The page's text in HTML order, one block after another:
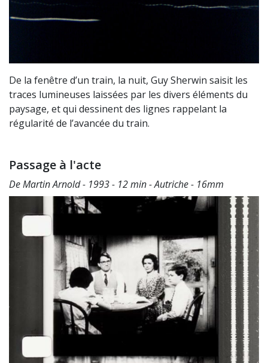
De la fenêtre d’un train, la nuit, Guy Sherwin saisit les
traces lumineuses laissées par les divers éléments du
paysage, et qui dessinent des lignes rappelant la
régularité de l’avancée du train.
Passage à l'acte
De Martin Arnold - 1993 - 12 min - Autriche - 16mm